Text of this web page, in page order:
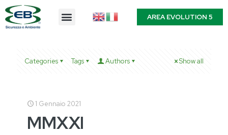
AREA EVOLUTION 5
Categories Tags Authors Show all
1 Gennaio 2021
MMXXI